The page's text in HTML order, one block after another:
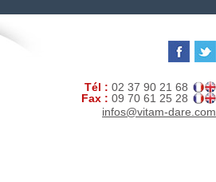
Tél : 02 37 90 21 68
Fax : 09 70 61 25 28
infos@vitam-dare.com